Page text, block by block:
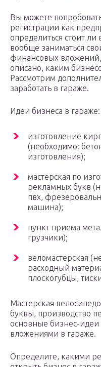
Вы можете
регистрации как
определиться стоит
вообще заниматься
финансовых вложений,
описано, каким
Рассмотрим
заработать в гараже.
Идеи бизнеса в гараже:
изготовление
(необходимо:
изготовления);
мастерская по
рекламных букв
пвх,
машина);
пункт приема
грузчики);
веломастерская
расходный
плоскогубцы,
Мастерская
буквы, производство
основные бизнес-
вложениями в гараже.
Определите, какими